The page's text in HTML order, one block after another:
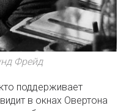
Фрейд
поддерживает
в окнах Овертона